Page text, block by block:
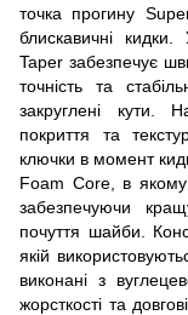
точка прогину
блискавичні
Taper забезпечує
точність та
закруглені кути.
покриття та
ключки в момент
Foam Core, в якому
забезпечуючи
почуття шайби.
якій
виконані з
жорсткості та